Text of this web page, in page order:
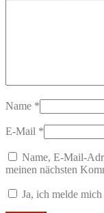
Name *
E-Mail *
Name, E-Mail-
meinen nächsten
Ja, ich melde